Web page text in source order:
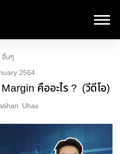
อื่นๆ
2564
คืออะไร ? (วีดีโอ)
Uhas